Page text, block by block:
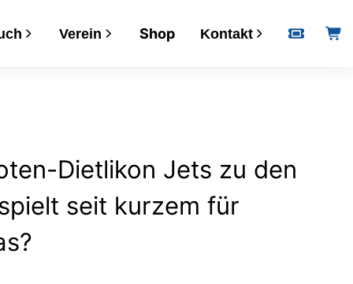
Verein
Downloads
Postadresse
Shop Kontakt
der beste Playoff-
Dietlikon Jets zu den
seit kurzem für